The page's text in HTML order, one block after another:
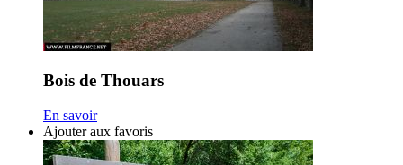
Bois de Thouars
En savoir
Ajouter aux favoris